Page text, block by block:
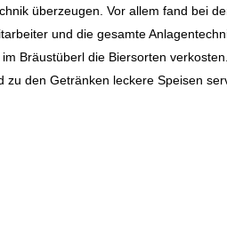
überzeugen. Vor allem fand bei
und die gesamte
Bräustüberl die Biersorten
den Getränken leckere Speisen